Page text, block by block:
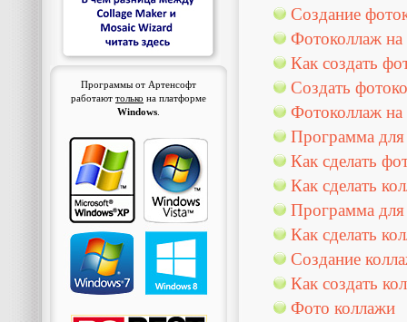
Программы от Артенсофт
работают только на платформе
Windows
Создание
Фотоколлаж на
Как создать
Создать
Фотоколлаж на
Программа для
Как сделать
Как сделать
Программа для
Как сделать
Создание
Как создать
Фото коллажи